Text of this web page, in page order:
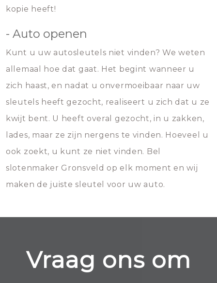
kopie heeft!
- Auto openen
Kunt u uw autosleutels niet vinden? We weten
allemaal hoe dat gaat. Het begint wanneer u
zich haast, en nadat u onvermoeibaar naar uw
sleutels heeft gezocht, realiseert u zich dat u ze
kwijt bent. U heeft overal gezocht, in u zakken,
lades, maar ze zijn nergens te vinden. Hoeveel u
ook zoekt, u kunt ze niet vinden. Bel
slotenmaker Gronsveld op elk moment en wij
maken de juiste sleutel voor uw auto.
Vraag ons om